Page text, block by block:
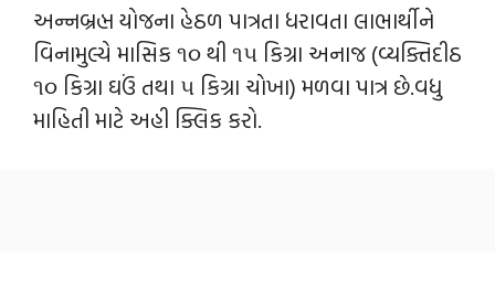
અન્નબ્રહ્મ યોજના હેઠળ પાત્રતા ધરાવતા લાભાર્થીને
વિનામુલ્યે માસિક ૧૦ થી ૧૫ કિગ્રા અનાજ (વ્યક્તિદીઠ
૧૦ કિગ્રા ઘઉં તથા ૫ કિગ્રા ચોખા) મળવા પાત્ર છે.વધુ
માહિતી માટે અહી ક્લિક કરો.